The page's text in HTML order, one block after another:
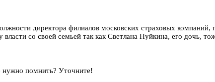
директора филиалов московских страховых компаний,
со своей семьей так как Светлана Нуйкина, его дочь,
помнить? Уточните!